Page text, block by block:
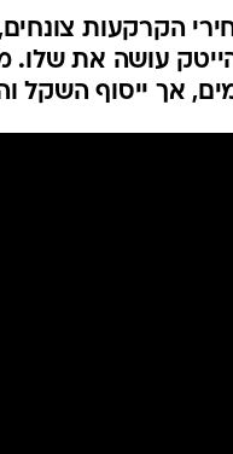
הקרקעות
עושה את שלו.
אך ייסוף השקל